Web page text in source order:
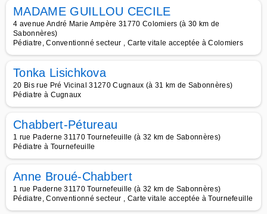
MADAME GUILLOU CECILE
4 avenue André Marie Ampère 31770 Colomiers (à 30 km de
Sabonnères)
Pédiatre, Conventionné secteur , Carte vitale acceptée à Colomiers
Tonka Lisichkova
20 Bis rue Pré Vicinal 31270 Cugnaux (à 31 km de Sabonnères)
Pédiatre à Cugnaux
Chabbert-Pétureau
1 rue Paderne 31170 Tournefeuille (à 32 km de Sabonnères)
Pédiatre à Tournefeuille
Anne Broué-Chabbert
1 rue Paderne 31170 Tournefeuille (à 32 km de Sabonnères)
Pédiatre, Conventionné secteur , Carte vitale acceptée à Tournefeuille